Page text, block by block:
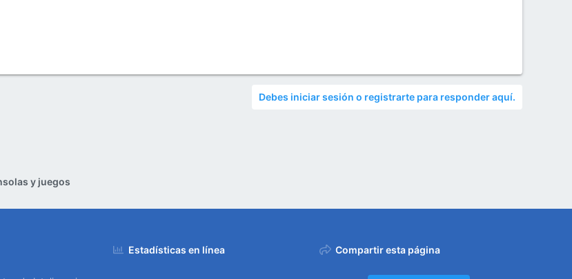
Debes iniciar sesión o registrarte para responder aquí.
y juegos
Estadísticas en línea Compartir esta página